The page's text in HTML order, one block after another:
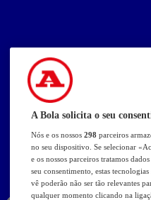
A Bola solicita o seu
Nós e os nossos 298 parceiros
no seu dispositivo. Se selecionar
e os nossos parceiros tratamos
seu consentimento, estas
vê poderão não ser tão relevantes
qualquer momento clicando na